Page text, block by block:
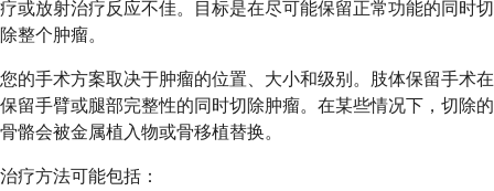
疗或放射治疗反应不佳。目标是在尽可能保留正常功能的同时切
除整个肿瘤。
您的手术方案取决于肿瘤的位置、大小和级别。肢体保留手术在
保留手臂或腿部完整性的同时切除肿瘤。在某些情况下，切除的
骨骼会被金属植入物或骨移植替换。
治疗方法可能包括：